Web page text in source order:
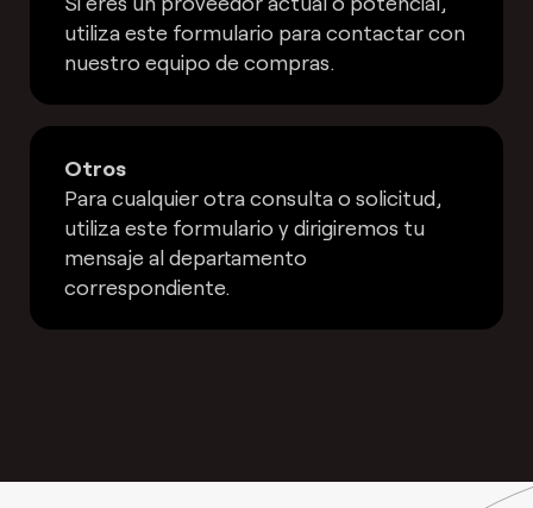
utiliza este formulario para contactar con
nuestro equipo de compras.
Otros
Para cualquier otra consulta o solicitud,
utiliza este formulario y dirigiremos tu
mensaje al departamento
correspondiente.